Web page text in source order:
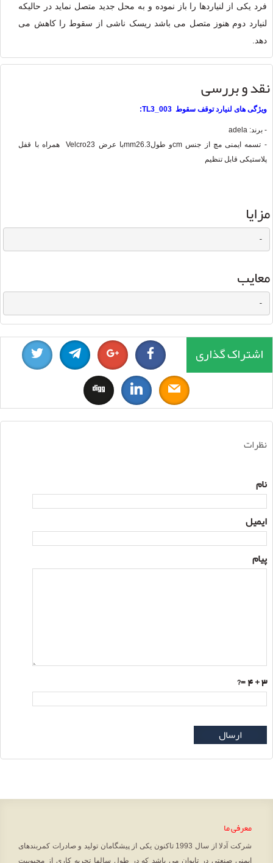
فرد یکی از لنیاردها را باز نموده و به محل جدید متصل نماید در حالیکه
لنیارد دوم هنوز متصل می باشد ریسک ناشی از سقوط را کاهش می
دهد.
نقد و بررسی
ویژگی های لنیارد توقف سقوط TL3_003:
- برند: adela
- تسمه ایمنی مچ از جنس
Velcro با عرض 23mm و طول26.3cm
همراه با قفل
پلاستیکی قابل تنظیم
مزایا
-
معایب
-
اشتراک گذاری
نظرات
نام
ایمیل
پیام
3 + 4
=?
ارسال
معرفی ما
شرکت آدلا از سال 1993 تاکنون یکی از پیشگامان تولید و صادرات کمربندهای
ایمنی صنعتی در تایوان می باشد که در طول سالها تجربه کاری از محبوبیت